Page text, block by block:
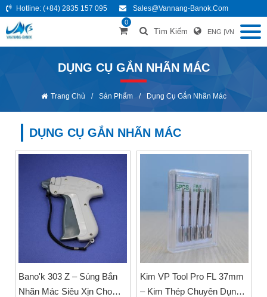
Hotline: (+84) 2835 157 095 Sales@vannang-Banok.com
0
Tìm Kiếm ENG |VN
DỤNG CỤ GẮN NHÃN MÁC
Trang Chủ / Sản Phẩm / Dụng Cụ Gắn Nhãn Mác
DỤNG CỤ GẮN NHÃN MÁC
Bano'k 303 Z – Súng Bắn
Nhãn Mác Siêu Xịn Cho
Kim VP Tool Pro FL 37mm
– Kim Thép Chuyên Dụng